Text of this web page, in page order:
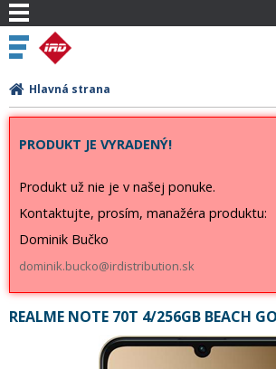
Hlavná strana
PRODUKT JE VYRADENÝ!
Produkt už nie je v našej ponuke.
Kontaktujte, prosím, manažéra produktu:
Dominik Bučko
dominik.bucko@irdistribution.sk
REALME NOTE 70T 4/256GB BEACH